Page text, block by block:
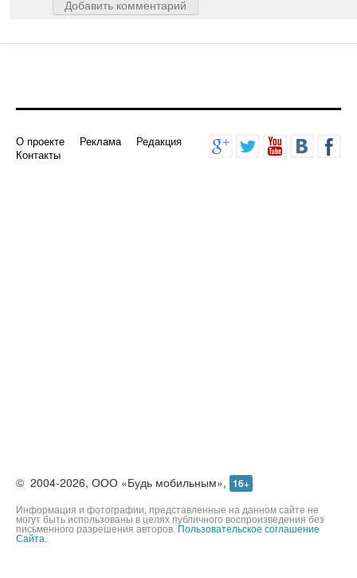
©2004-2026,ООО «Будь мобильным», 16+
Информация и фотографии, представленные на данном сайте не
могут быть использованы в целях публичного воспроизведения без